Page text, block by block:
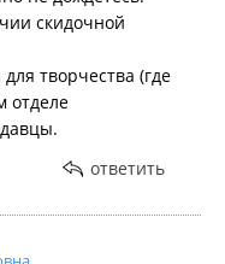
скидочной
творчества (где
отделе
ответить